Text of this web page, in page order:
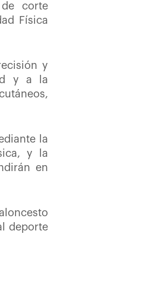
corte
Física
y
y a la
la
y la
en
deporte